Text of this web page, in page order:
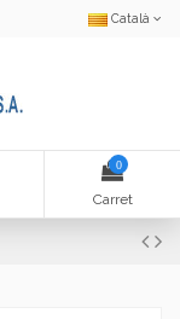
Català
0
Carret